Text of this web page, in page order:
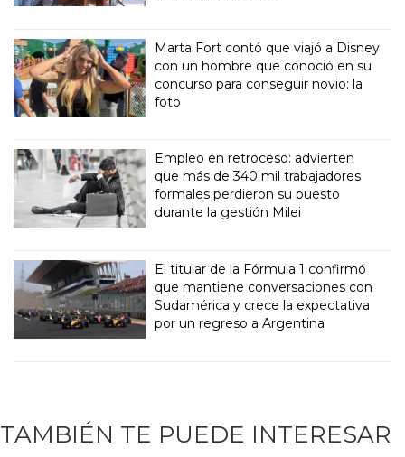
Marta Fort contó que viajó a Disney
con un hombre que conoció en su
concurso para conseguir novio: la
foto
Empleo en retroceso: advierten
que más de 340 mil trabajadores
formales perdieron su puesto
durante la gestión Milei
El titular de la Fórmula 1 confirmó
que mantiene conversaciones con
Sudamérica y crece la expectativa
por un regreso a Argentina
TAMBIÉN TE PUEDE INTERESAR